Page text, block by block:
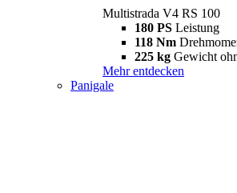
Multistrada V4 RS 100
180 PS Leistung
118 Nm
225 kg Gewicht
Mehr entdecken
Panigale